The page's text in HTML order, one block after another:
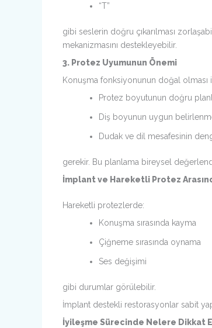
“T”
gibi seslerin doğru çıkarılması
mekanizmasını destekleyebilir.
3. Protez Uyumunun Önemi
Konuşma fonksiyonunun doğal olması
Protez boyutunun doğru
Diş boyunun uygun
Dudak ve dil mesafesinin
gerekir. Bu planlama bireysel
İmplant ve Hareketli Protez
Hareketli protezlerde:
Konuşma sırasında kayma
Çiğneme sırasında oynama
Ses değişimi
gibi durumlar görülebilir.
İmplant destekli restorasyonlar sabit
İyileşme Sürecinde Nelere Dikkat